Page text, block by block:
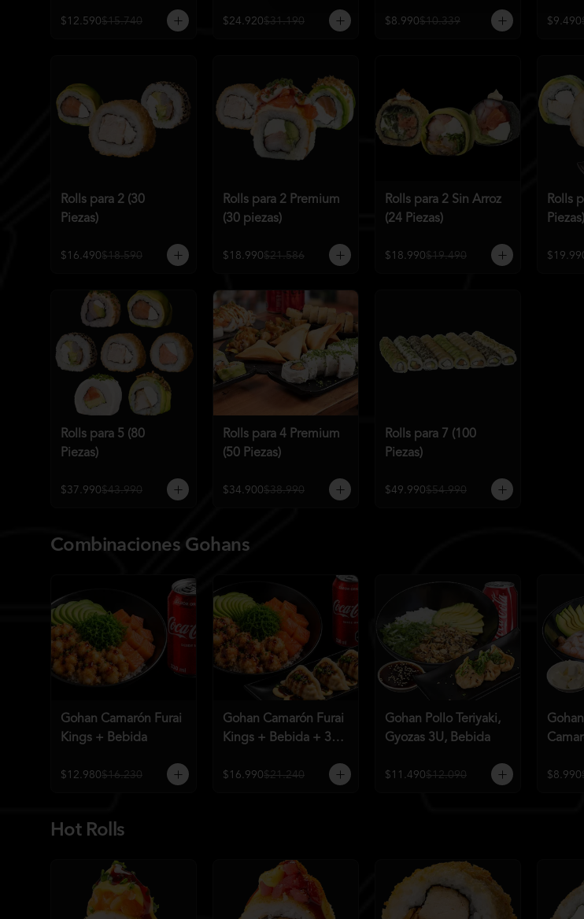
$12.590$15.740 $24.920$31.190 $8.990$10.339 $9.490
Rolls para 2 (30
Piezas)
$16.490$18.590
Rolls para 2 Premium
(30 piezas)
$18.990$21.586
Rolls para 2 Sin Arroz
(24 Piezas)
$18.990$19.490
Rolls
Piezas)
Rolls para 5 (80
Piezas)
$37.990$43.990
Rolls para 4 Premium
(50 Piezas)
$34.900$38.990
Rolls para 7 (100
Piezas)
$49.990$54.990
Combinaciones Gohans
Gohan Camarón Furai
Kings + Bebida
$12.980$16.230
Gohan Camarón Furai
Kings + Bebida + 3
Nikkei
$16.990$21.240
Gohan Pollo Teriyaki,
Gyozas 3U, Bebida
$11.490$12.090 $8.990
Hot Rolls